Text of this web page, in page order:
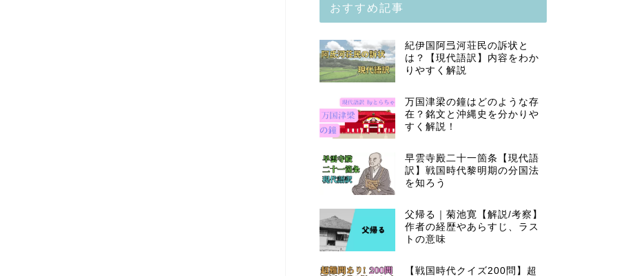
おすすめ記事
紀伊国阿弖河荘民の訴状と
は？【現代語訳】内容をわか
りやすく解説
万国津梁の鐘はどのような存
在？銘文と沖縄史を分かりや
すく解説！
早雲寺殿二十一箇条【現代語
訳】戦国時代黎明期の分国法
を知ろう
父帰る｜菊池寛【解説/考察】
作者の経歴やあらすじ、ラス
トの意味
【戦国時代クイズ200問】超